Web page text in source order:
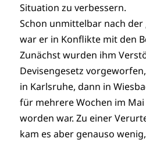
Situation zu verbessern.
Schon unmittelbar nach
war er in Konflikte mit den
Zunächst wurden ihm
Devisengesetz
in Karlsruhe, dann in
für mehrere Wochen im
worden war. Zu einer
kam es aber genauso